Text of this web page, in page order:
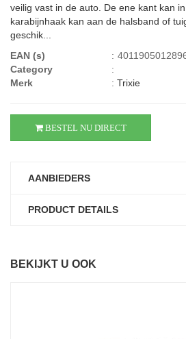
veilig vast in de auto. De ene kant kan
karabijnhaak kan aan de halsband of
geschik...
EAN (s)
:
Category
:
Merk
: Trixie
BESTEL NU DIRECT
AANBIEDERS
PRODUCT DETAILS
BEKIJKT U OOK